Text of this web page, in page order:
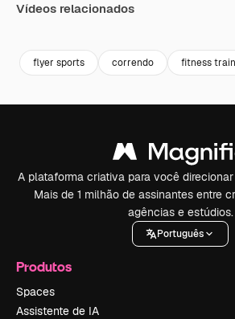
Vídeos relacionados
flyer sports correndo fitness
A plataforma criativa para você
Mais de 1 milhão de assinantes entre
agências e estúdios.
Português
Produtos
Spaces
Assistente de IA